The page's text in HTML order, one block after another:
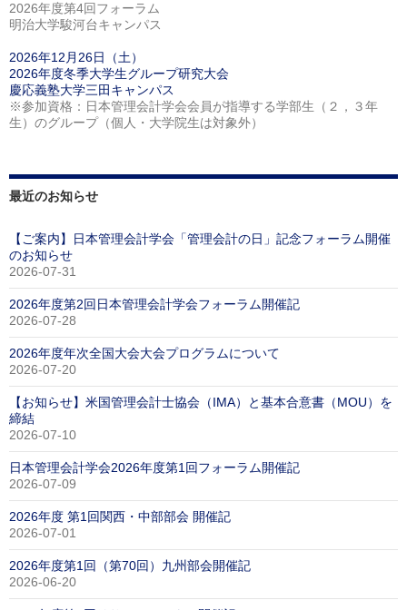
2026年度第4回フォーラム
明治大学駿河台キャンパス
2026年12月26日（土）
2026年度冬季大学生グループ研究大会
慶応義塾大学三田キャンパス
※参加資格：日本管理会計学会会員が指導する学部生（２，３年
生）のグループ（個人・大学院生は対象外）
最近のお知らせ
【ご案内】日本管理会計学会「管理会計の日」記念フォーラム開催
のお知らせ
2026-07-31
2026年度第2回日本管理会計学会フォーラム開催記
2026-07-28
2026年度年次全国大会大会プログラムについて
2026-07-20
【お知らせ】米国管理会計士協会（IMA）と基本合意書（MOU）を
締結
2026-07-10
日本管理会計学会2026年度第1回フォーラム開催記
2026-07-09
2026年度 第1回関西・中部部会 開催記
2026-07-01
2026年度第1回（第70回）九州部会開催記
2026-06-20